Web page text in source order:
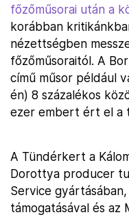
főzőműsorai után a
korábban
nézettségben
főzőműsoraitól. A
című műsor például
én) 8 százalékos
ezer embert ért el a
A Tündérkert a
Dorottya producer
Service
támogatásával és az